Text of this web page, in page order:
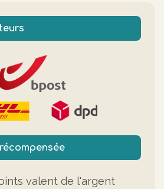
valent de l'argent